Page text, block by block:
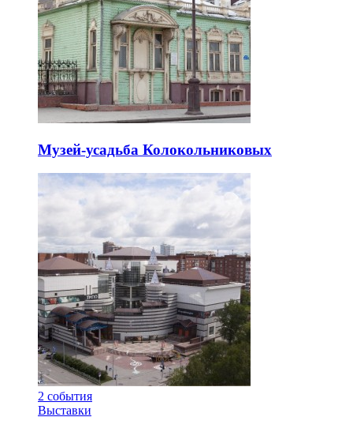
Музей-усадьба Колокольниковых
2 события
Выставки